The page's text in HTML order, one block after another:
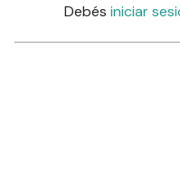
Debés iniciar